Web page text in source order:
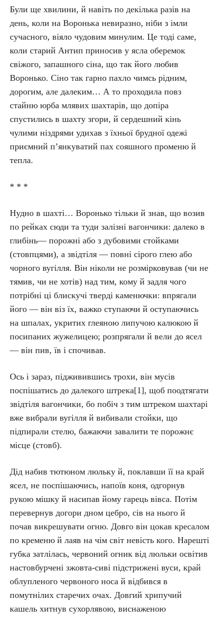
Були ще хвилини, й навіть по декілька разів на
день, коли на Воронька невиразно, ніби з імли
сучасного, віяло чудовим минулим. Це тоді саме,
коли старий Антип приносив у ясла оберемок
свіжого, запашного сіна, що так його любив
Воронько. Сіно так гарно пахло чимсь рідним,
дорогим, але далеким… А то проходила повз
стайню юрба млявих шахтарів, що допіра
спустились в шахту згори, й сердешний кінь
чулими ніздрями удихав з їхньої брудної одежі
приємний п’янкуватий пах сояшного променю й
тепла.
* * *
Нудно в шахті… Воронько тільки й знав, що возив
по рейках сюди та туди залізні вагончики: далеко в
глибінь— порожні або з дубовими стойками
(стовпцями), а звідтіля — повні сірого глею або
чорного вугілля. Він ніколи не розмірковував (чи не
тямив, чи не хотів) над тим, кому й задля чого
потрібні ці блискучі тверді каменючки: впрягали
його — він віз їх, важко ступаючи й оступаючись
на шпалах, укритих глеяною липучою калюкою й
посипаних жужелицею; розпрягали й вели до ясел
— він пив, їв і спочивав.
Ось і зараз, підживившись трохи, він мусів
поспішатись до далекого штрека[1], щоб поодтягати
звідтіля вагончики, бо побіч з тим штреком шахтарі
вже вибрали вугілля й вибивали стойки, що
підпирали стелю, бажаючи завалити те порожнє
місце (стовб).
Дід набив тютюном люльку й, поклавши її на край
ясел, не поспішаючись, напоїв коня, одгорнув
рукою мішку й насипав йому гарець вівса. Потім
перевернув догори дном цебро, сів на нього й
почав викрешувати огню. Довго він цокав кресалом
по кременю й лаяв на чім світ невість кого. Нарешті
губка затлілась, червоний огник від люльки освітив
настовбурчені зжовта-сиві підстрижені вуси, край
облупленого червоного носа й відбився в
помутнілих старечих очах. Довгий хрипучий
кашель хитнув сухорлявою, виснаженою